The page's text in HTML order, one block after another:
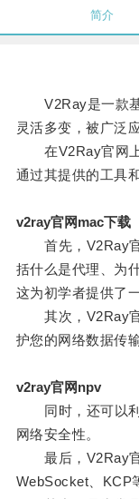
简介
V2Ray是一款基
灵活多变，被广泛
在V2Ray官网上
通过其提供的工具
v2ray官网mac下载
首先，V2Ray官
括什么是代理、为
这为初学者提供了
其次，V2Ray官
护您的网络数据传
v2ray官网npv
同时，还可以利
网络安全性。
最后，V2Ray官
WebSocket、KCP